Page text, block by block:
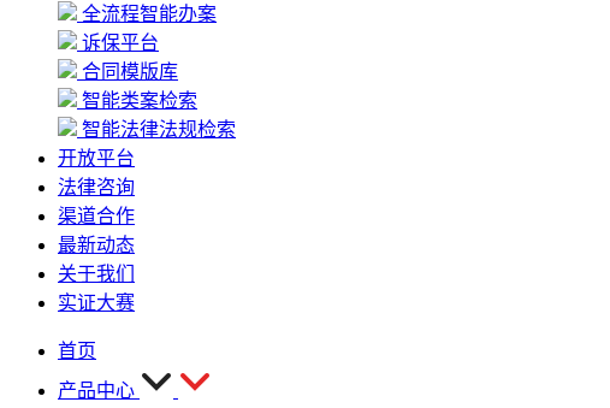
全流程智能办案
诉保平台
合同模版库
智能类案检索
智能法律法规检索
开放平台
法律咨询
渠道合作
最新动态
关于我们
实证大赛
首页
产品中心